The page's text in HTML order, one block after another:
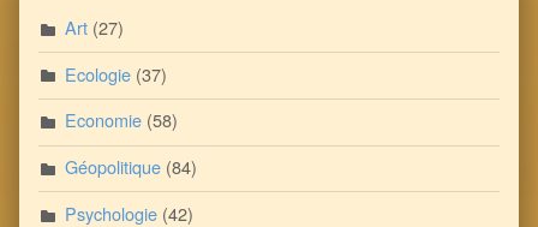
Art (27)
Ecologie (37)
Economie (58)
Géopolitique (84)
Psychologie (42)